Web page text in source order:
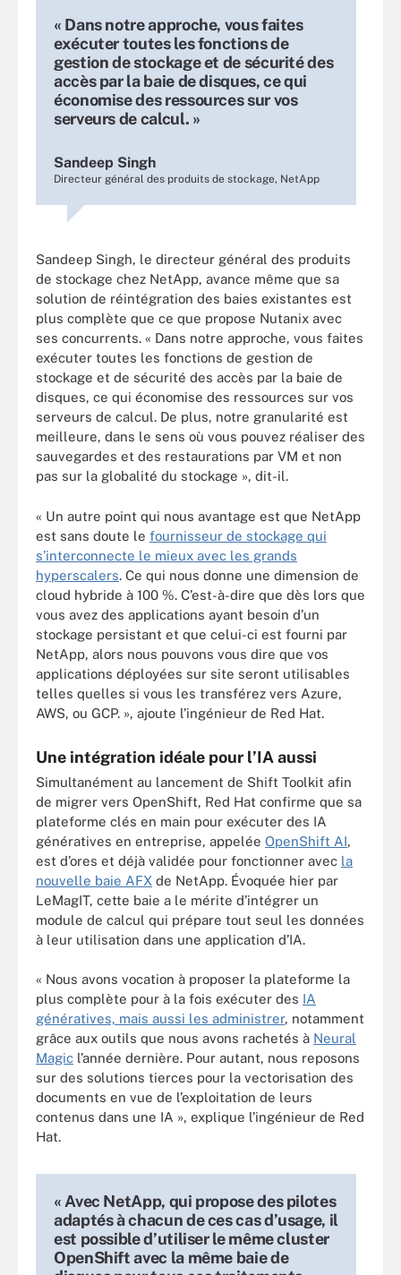
« Dans notre approche, vous faites
exécuter toutes les fonctions de
gestion de stockage et de sécurité des
accès par la baie de disques, ce qui
économise des ressources sur vos
serveurs de calcul. »
Sandeep Singh
Directeur général des produits de stockage, NetApp
Sandeep Singh, le directeur général des produits
de stockage chez NetApp, avance même que sa
solution de réintégration des baies existantes est
plus complète que ce que propose Nutanix avec
ses concurrents. « Dans notre approche, vous faites
exécuter toutes les fonctions de gestion de
stockage et de sécurité des accès par la baie de
disques, ce qui économise des ressources sur vos
serveurs de calcul. De plus, notre granularité est
meilleure, dans le sens où vous pouvez réaliser des
sauvegardes et des restaurations par VM et non
pas sur la globalité du stockage », dit-il.
« Un autre point qui nous avantage est que NetApp
est sans doute le fournisseur de stockage qui
s’interconnecte le mieux avec les grands
hyperscalers. Ce qui nous donne une dimension de
cloud hybride à 100 %. C’est-à-dire que dès lors que
vous avez des applications ayant besoin d’un
stockage persistant et que celui-ci est fourni par
NetApp, alors nous pouvons vous dire que vos
applications déployées sur site seront utilisables
telles quelles si vous les transférez vers Azure,
AWS, ou GCP. », ajoute l’ingénieur de Red Hat.
Une intégration idéale pour l’IA aussi
Simultanément au lancement de Shift Toolkit afin
de migrer vers OpenShift, Red Hat confirme que sa
plateforme clés en main pour exécuter des IA
génératives en entreprise, appelée OpenShift AI,
est d’ores et déjà validée pour fonctionner avec la
nouvelle baie AFX de NetApp. Évoquée hier par
LeMagIT, cette baie a le mérite d’intégrer un
module de calcul qui prépare tout seul les données
à leur utilisation dans une application d’IA.
« Nous avons vocation à proposer la plateforme la
plus complète pour à la fois exécuter des IA
génératives, mais aussi les administrer, notamment
grâce aux outils que nous avons rachetés à Neural
Magic l’année dernière. Pour autant, nous reposons
sur des solutions tierces pour la vectorisation des
documents en vue de l’exploitation de leurs
contenus dans une IA », explique l’ingénieur de Red
Hat.
« Avec NetApp, qui propose des pilotes
adaptés à chacun de ces cas d’usage, il
est possible d’utiliser le même cluster
OpenShift avec la même baie de